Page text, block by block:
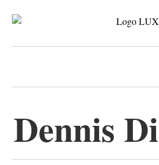
Archiv
Kontakt
Dennis